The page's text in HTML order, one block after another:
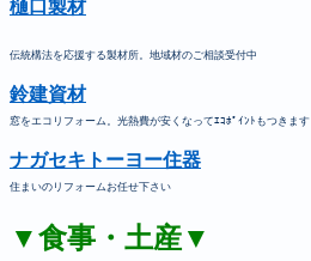
樋口製材
伝統構法を応援する製材所。地域材のご相談受付中
鈴建資材
窓をエコリフォーム。光熱費が安くなってｴｺﾎﾟｲﾝﾄもつきます
ナガセキトーヨー住器
住まいのリフォームお任せ下さい
▼食事・土産▼